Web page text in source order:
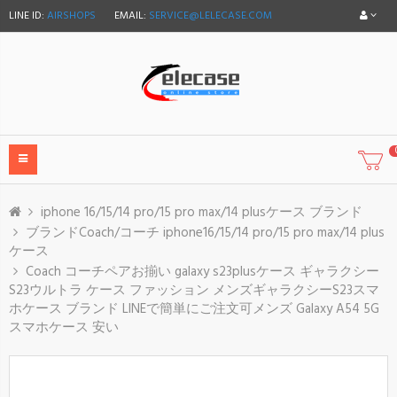
LINE ID: AIRSHOPS EMAIL: SERVICE@LELECASE.COM
iphone 16/15/14 pro/15 pro max/14 plusケース ブランド
ブランドCoach/コーチ iphone16/15/14 pro/15 pro max/14 plus
ケース
Coach コーチペアお揃い galaxy s23plusケース ギャラクシー
S23ウルトラ ケース ファッション メンズギャラクシーS23スマ
ホケース ブランド LINEで簡単にご注文可メンズ Galaxy A54 5G
スマホケース 安い